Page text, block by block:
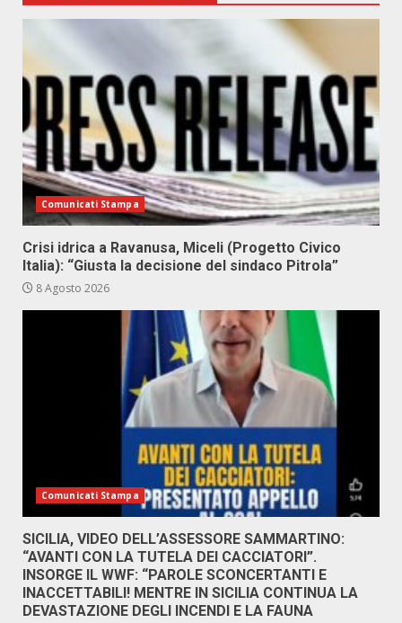
Comunicati Stampa
Crisi idrica a Ravanusa, Miceli (Progetto Civico
Italia): “Giusta la decisione del sindaco Pitrola”
8 Agosto 2026
Comunicati Stampa
SICILIA, VIDEO DELL’ASSESSORE SAMMARTINO:
“AVANTI CON LA TUTELA DEI CACCIATORI”.
INSORGE IL WWF: “PAROLE SCONCERTANTI E
INACCETTABILI! MENTRE IN SICILIA CONTINUA LA
DEVASTAZIONE DEGLI INCENDI E LA FAUNA